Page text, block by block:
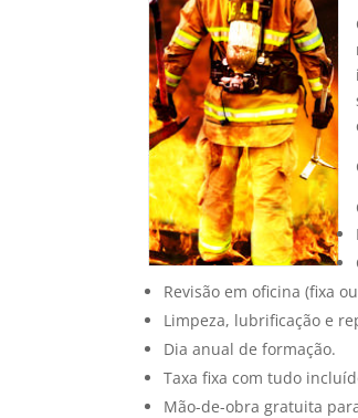
Revisão em oficina (fixa
Limpeza, lubrificação e
Dia anual de formação.
Taxa fixa com tudo
Mão-de-obra gratuita